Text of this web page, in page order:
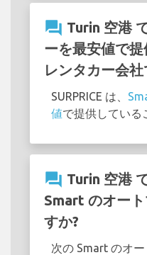
question_answer Turin 空港
ーを最安値で
レンタカー会社
SURPRICE は、
値で提供している
question_answer Turin 空港
Smart のオー
すか?
次の Smart のオ